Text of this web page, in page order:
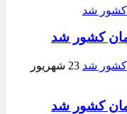
کشور شد
23 شهریور
کشور شد